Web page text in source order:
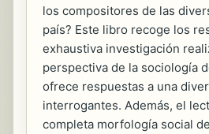
los compositores de las
país? Este libro recoge los
exhaustiva investigación
perspectiva de la sociología
ofrece respuestas a una
interrogantes. Además, el
completa morfología social